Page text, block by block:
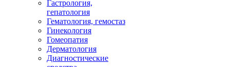
Гастрология,
гепатология
Гематология, гемостаз
Гинекология
Гомеопатия
Дерматология
Диагностические